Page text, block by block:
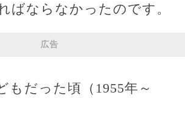
ばならなかったのです。
広告
もだった頃（1955年～